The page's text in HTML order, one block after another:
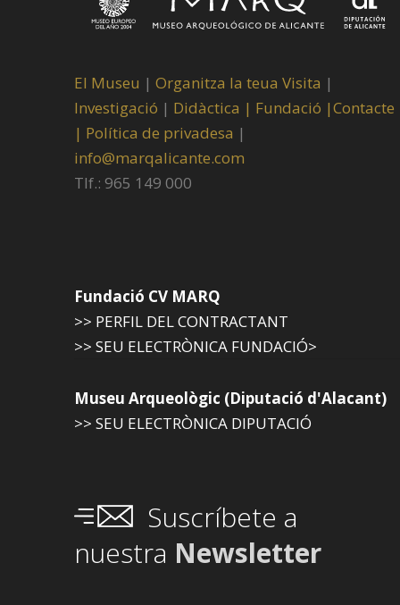
El Museu | Organitza la teua Visita |
Investigació | Didàctica | Fundació |Contacte
| Política de privadesa |
info@marqalicante.com
Tlf.: 965 149 000
Fundació CV MARQ
>> PERFIL DEL CONTRACTANT
>> SEU ELECTRÒNICA FUNDACIÓ>
Museu Arqueològic (Diputació d'Alacant)
>> SEU ELECTRÒNICA DIPUTACIÓ
Suscríbete a
nuestra Newsletter